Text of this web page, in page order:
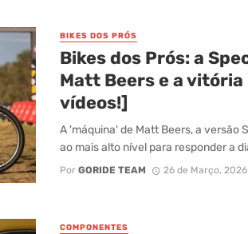
BIKES DOS PRÓS
Bikes dos Prós: a
Matt Beers e a vitória
vídeos!]
A 'máquina' de Matt Beers, a versão
ao mais alto nível para responder a
Por GORIDE TEAM 26 de Março, 2026
COMPONENTES